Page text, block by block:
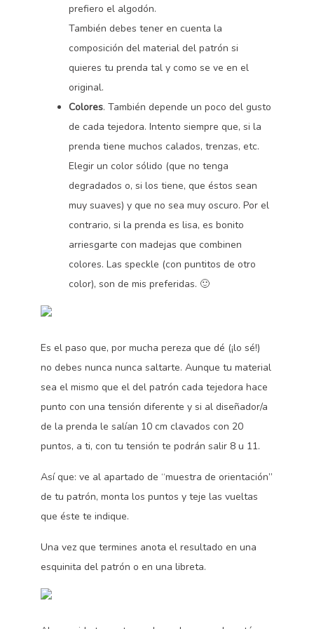
prefiero el algodón.
También debes tener en cuenta la
composición del material del patrón si
quieres tu prenda tal y como se ve en el
original.
Colores. También depende un poco del gusto
de cada tejedora. Intento siempre que, si la
prenda tiene muchos calados, trenzas, etc.
Elegir un color sólido (que no tenga
degradados o, si los tiene, que éstos sean
muy suaves) y que no sea muy oscuro. Por el
contrario, si la prenda es lisa, es bonito
arriesgarte con madejas que combinen
colores. Las speckle (con puntitos de otro
color), son de mis preferidas. 🙂
Es el paso que, por mucha pereza que dé (¡lo sé!)
no debes nunca nunca saltarte. Aunque tu material
sea el mismo que el del patrón cada tejedora hace
punto con una tensión diferente y si al diseñador/a
de la prenda le salían 10 cm clavados con 20
puntos, a ti, con tu tensión te podrán salir 8 u 11.
Así que: ve al apartado de “muestra de orientación”
de tu patrón, monta los puntos y teje las vueltas
que éste te indique.
Una vez que termines anota el resultado en una
esquinita del patrón o en una libreta.